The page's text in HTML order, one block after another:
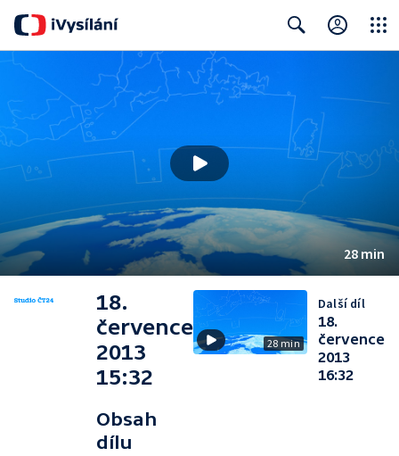
28 min
18.
července
2013
15:32
Obsah
dílu
28 min
Další díl
18.
července
2013
16:32